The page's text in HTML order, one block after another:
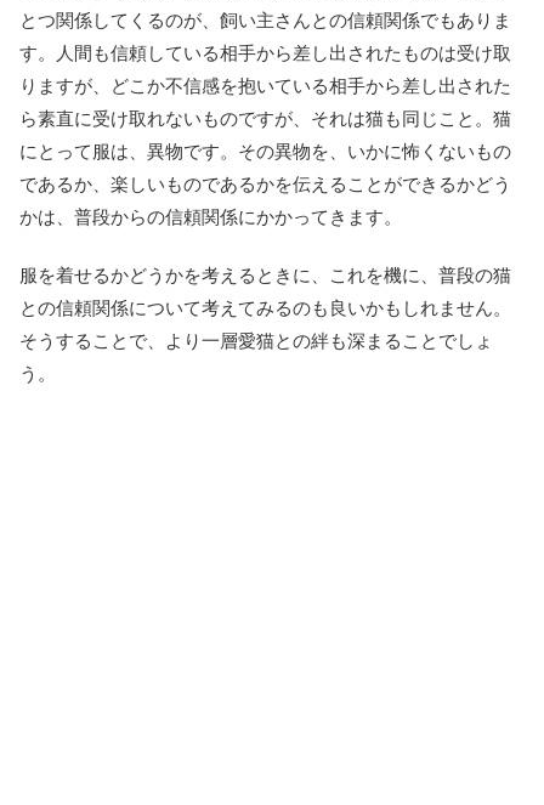
とつ関係してくるのが、飼い主さんとの信頼関係でもありま
す。人間も信頼している相手から差し出されたものは受け取
りますが、どこか不信感を抱いている相手から差し出された
ら素直に受け取れないものですが、それは猫も同じこと。猫
にとって服は、異物です。その異物を、いかに怖くないもの
であるか、楽しいものであるかを伝えることができるかどう
かは、普段からの信頼関係にかかってきます。
服を着せるかどうかを考えるときに、これを機に、普段の猫
との信頼関係について考えてみるのも良いかもしれません。
そうすることで、より一層愛猫との絆も深まることでしょ
う。